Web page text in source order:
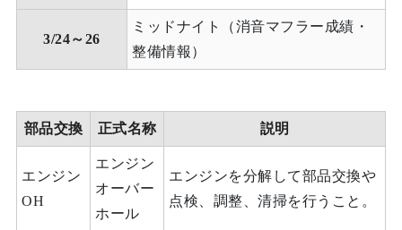
3/24～26
ミッドナイト（消音マフラー成績・
整備情報）
部品交換 正式名称 説明
エンジン
OH
エンジン
オーバー
ホール
エンジンを分解して部品交換や
点検、調整、清掃を行うこと。